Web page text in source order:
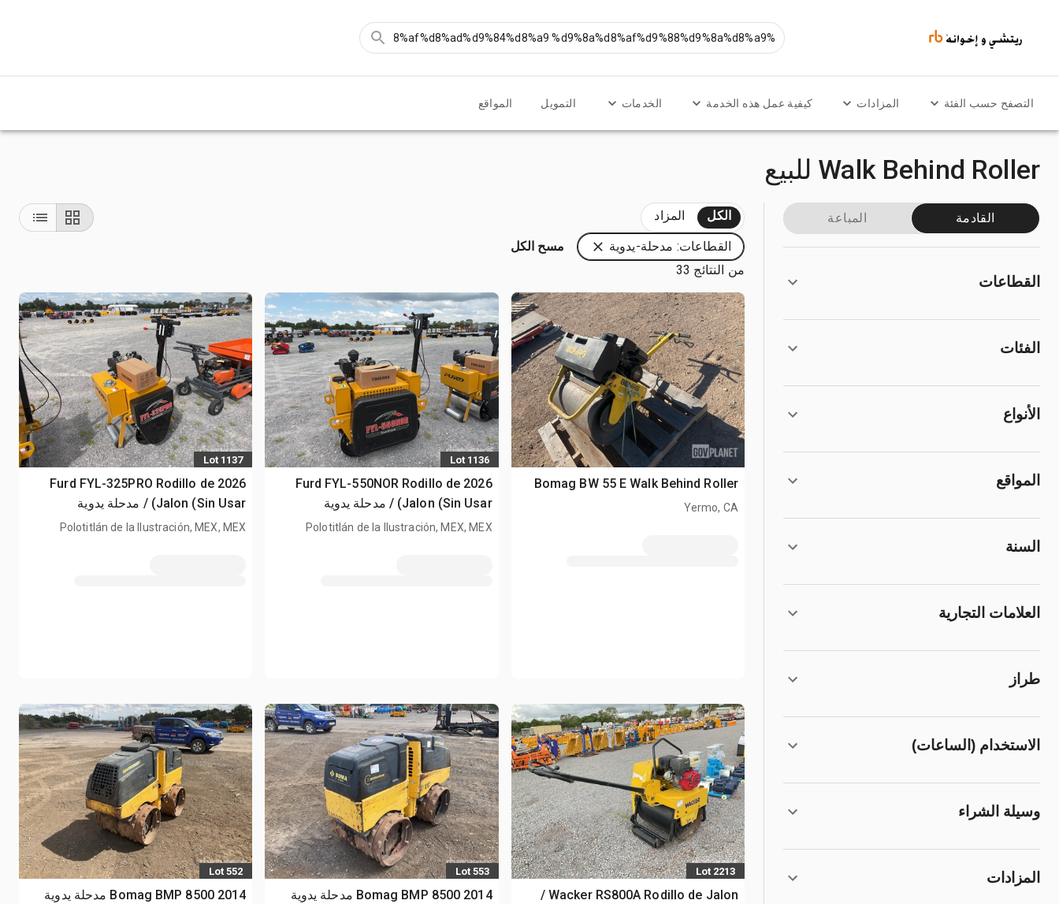
التصفح حسب الفئة المزادات كيفية عمل هذه الخدمة الخدمات التمويل المواقع
Walk Behind Roller للبيع
القادمة المباعة
القطاعات
الفئات
الأنواع
المواقع
السنة
العلامات التجارية
طراز
الاستخدام (الساعات)
وسيلة الشراء
المزادات
الكل المزاد
القطاعات: مدحلة-يدوية
مسح الكل
من النتائج 33
Bomag BW 55 E Walk Behind Roller
Yermo, CA
Lot 1136
2026 Furd FYL-550NOR Rodillo de
Jalon (Sin Usar) / مدحلة يدوية
(Unused)
Polotitlán de la Ilustración, MEX, MEX
Lot 1137
2026 Furd FYL-325PRO Rodillo de
Jalon (Sin Usar) / مدحلة يدوية
(Unused)
Polotitlán de la Ilustración, MEX, MEX
Lot 2213
Wacker RS800A Rodillo de Jalon /
Lot 553
2014 Bomag BMP 8500 مدحلة يدوية
Lot 552
2014 Bomag BMP 8500 مدحلة يدوية